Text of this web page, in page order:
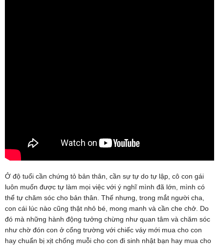
Ở độ tuổi cần chứng tỏ bản thân, cần sự tự do tự lập, cô con gái
luôn muốn được tự làm mọi việc với ý nghĩ mình đã lớn, mình có
thể tự chăm sóc cho bản thân. Thế nhưng, trong mắt người cha,
con cái lúc nào cũng thật nhỏ bé, mong manh và cần che chở. Do
đó mà những hành động tưởng chừng như quan tâm và chăm sóc
như chờ đón con ở cổng trường với chiếc váy mới mua cho con
hay chuẩn bị xịt chống muỗi cho con đi sinh nhật bạn hay mua cho